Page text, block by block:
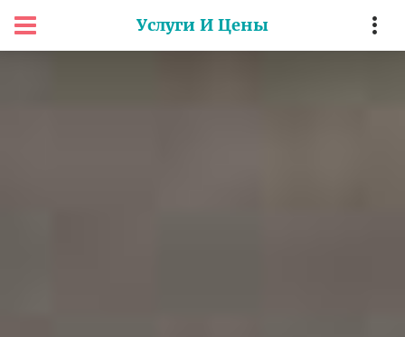
Услуги И Цены